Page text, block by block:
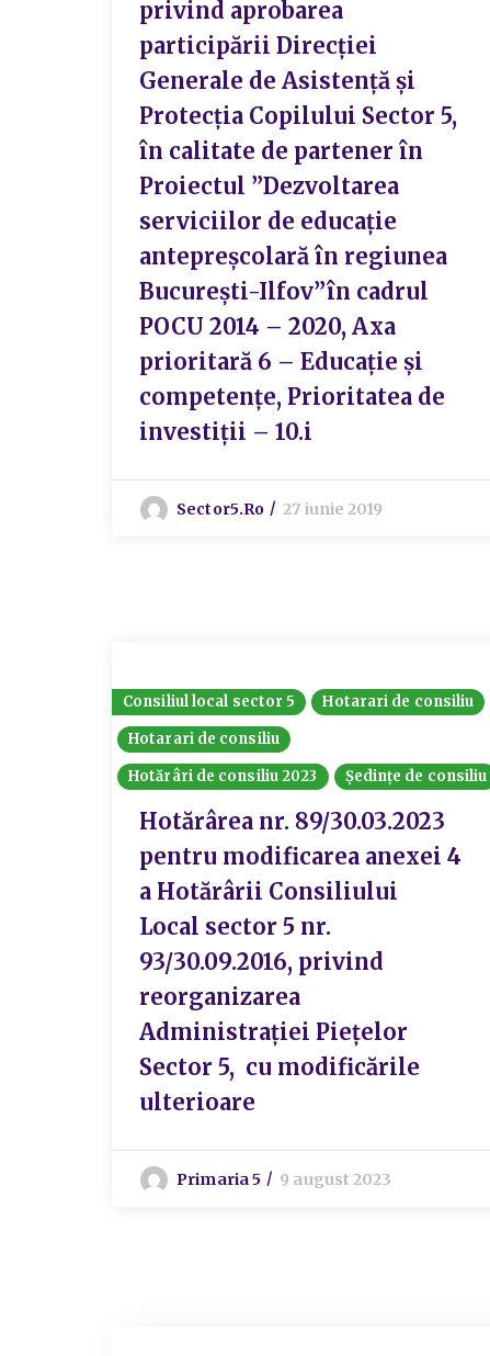
privind aprobarea
participării Direcției
Generale de Asistență și
Protecția Copilului Sector 5,
în calitate de partener în
Proiectul ”Dezvoltarea
serviciilor de educație
antepreșcolară în regiunea
București-Ilfov”în cadrul
POCU 2014 – 2020, Axa
prioritară 6 – Educație și
competențe, Prioritatea de
investiții – 10.i
Sector5.ro 27 iunie 2019
Consiliul local sector 5
Hotarari de consiliu
Hotarari de consiliu
Hotărâri de consiliu 2023
Ședințe de consiliu
Hotărârea nr. 89/30.03.2023
pentru modificarea anexei 4
a Hotărârii Consiliului
Local sector 5 nr.
93/30.09.2016, privind
reorganizarea
Administrației Piețelor
Sector 5, cu modificările
ulterioare
Primaria 5 9 august 2023